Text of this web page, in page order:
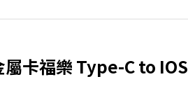
屬卡福樂 Type-C to IOS